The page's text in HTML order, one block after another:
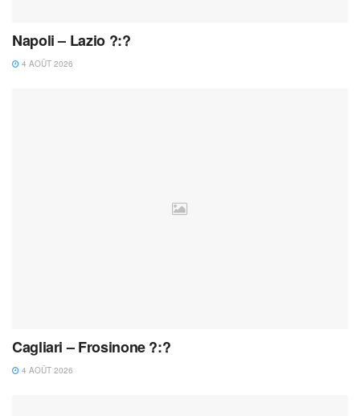
Napoli – Lazio ?:?
4 AOÛT 2026
Cagliari – Frosinone ?:?
4 AOÛT 2026